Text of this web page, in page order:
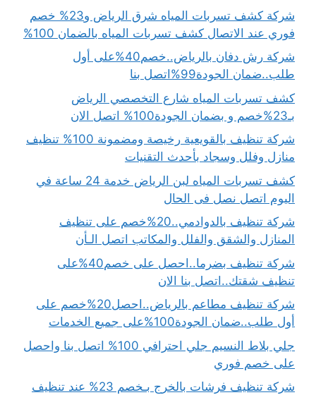
شركة كشف تسربات المياه شرق الرياض و23% خصم
فوري عند الاتصال كشف تسربات المياه بالضمان 100%
شركة رش دفان بالرياض..خصم40%على أول
طلب..ضمان الجودة99%اتصل بنا
كشف تسربات المياه شارع التخصصي الرياض
بـ23%خصم و بضمان الجودة100% اتصل الان
شركة تنظيف بالقويعية رخيصة ومضمونة 100% تنظيف
منازل وفلل وسجاد بأحدث التقنيات
كشف تسربات المياه لبن الرياض خدمة 24 ساعة في
اليوم اتصل نصل فى الحال
شركة تنظيف بالدوادمي..20%خصم على تنظيف
المنازل والشقق والفلل والمكاتب اتصل الـأن
شركة تنظيف بضرما..احصل على خصم40%على
تنظيف شقتك..اتصل بنا الان
شركة تنظيف مطاعم بالرياض..احصل20%خصم على
أول طلب..ضمان الجودة100%على جميع الخدمات
جلي بلاط النسيم جلي احترافي 100% اتصل بنا واحصل
على خصم فوري
شركة تنظيف فرشات بالخرج بـخصم 23% عند تنظيف